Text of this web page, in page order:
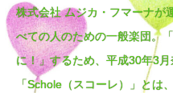
株式会社 ムジカ・フマーナが
べての人のための一般楽団。
に！」するため、平成30年3
「Schole（スコーレ）」とは